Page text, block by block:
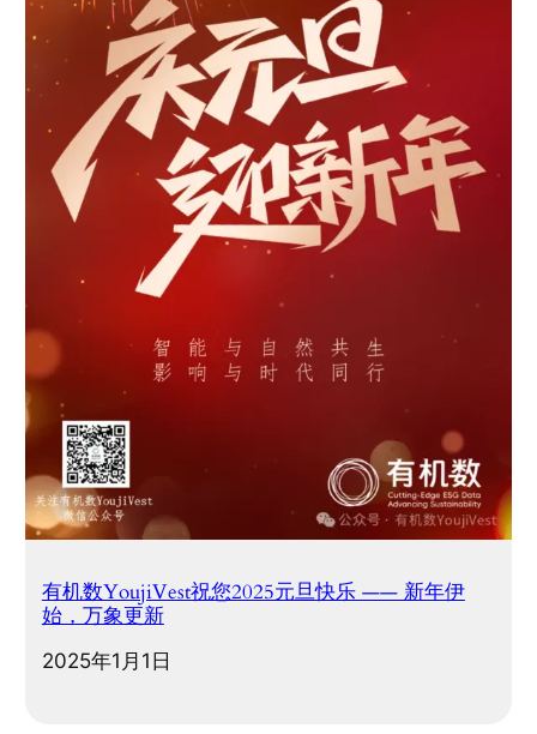
有机数YoujiVest祝您2025元旦快乐 —— 新年伊
始，万象更新
2025年1月1日